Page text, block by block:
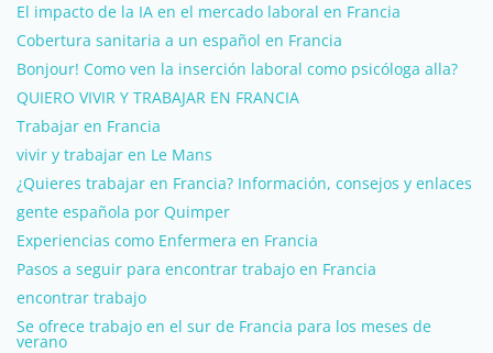
El impacto de la IA en el mercado laboral en Francia
Cobertura sanitaria a un español en Francia
Bonjour! Como ven la inserción laboral como psicóloga alla?
QUIERO VIVIR Y TRABAJAR EN FRANCIA
Trabajar en Francia
vivir y trabajar en Le Mans
¿Quieres trabajar en Francia? Información, consejos y enlaces
gente española por Quimper
Experiencias como Enfermera en Francia
Pasos a seguir para encontrar trabajo en Francia
encontrar trabajo
Se ofrece trabajo en el sur de Francia para los meses de
verano